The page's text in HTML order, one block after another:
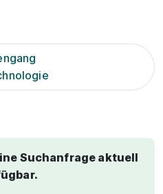
Suchanfrage aktuell